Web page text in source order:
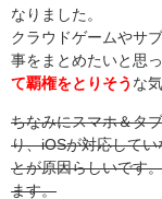
なりました。
クラウドゲームやサ
事をまとめたいと思っ
て覇権をとりそう な
ちなみにスマホ＆タ
り、iOSが対応して
とが原因らしいです
ます。